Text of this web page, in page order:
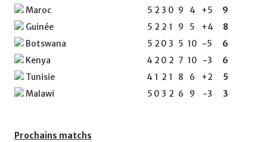
Maroc
5 2 3 0 9 4 +5
9
Guinée
5 2 2 1 9 5 +4
8
Botswana
5 2 0 3 5 10 -5
6
Kenya
4 2 0 2 7 10 -3
6
Tunisie
4 1 2 1 8 6 +2
5
Malawi
5 0 3 2 6 9 -3 3
Prochains matchs